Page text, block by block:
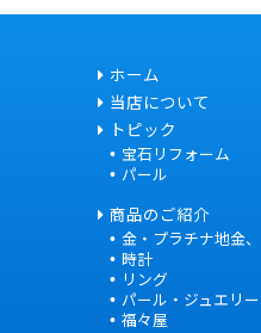
ホーム
当店について
トピック
宝石リフォーム
パール
商品のご紹介
金・プラチナ地金
時計
リング
パール・ジュエリー
福々屋